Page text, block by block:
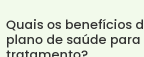
Quais os benefícios
plano de saúde para